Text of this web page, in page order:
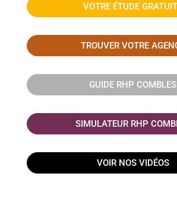
VOTRE ÉTUDE
TROUVER VOTRE
GUIDE RHP COMBLES
SIMULATEUR RHP
VOIR NOS VIDÉOS